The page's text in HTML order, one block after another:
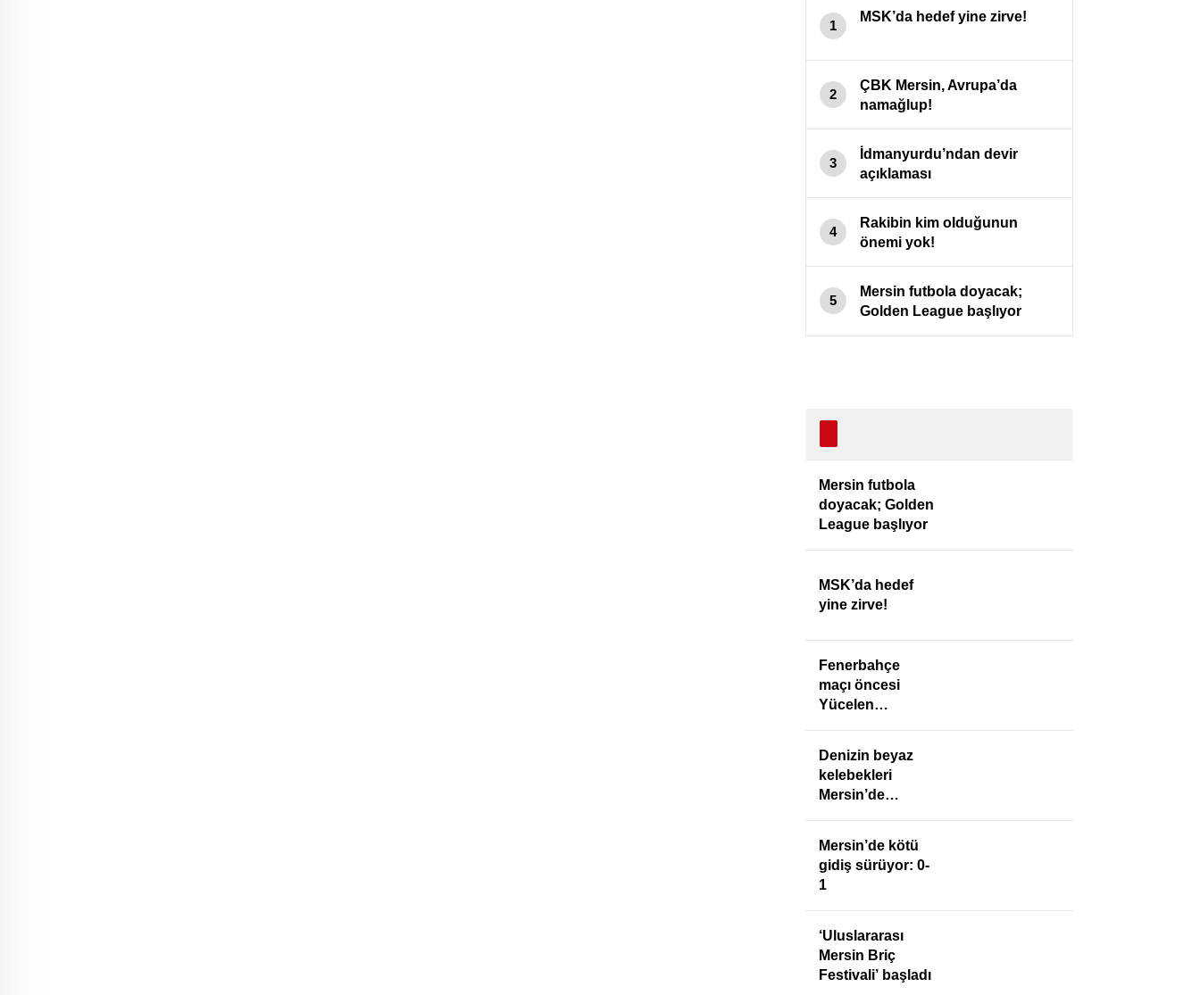
1
MSK’da hedef yine zirve!
2
ÇBK Mersin, Avrupa’da
namağlup!
3
İdmanyurdu’ndan devir
açıklaması
4
Rakibin kim olduğunun
önemi yok!
5
Mersin futbola doyacak;
Golden League başlıyor
Mersin futbola
doyacak; Golden
League başlıyor
MSK’da hedef
yine zirve!
Fenerbahçe
maçı öncesi
Yücelen
Denizin beyaz
kelebekleri
Mersin’de
Mersin’de kötü
gidiş sürüyor: 0-
1
‘Uluslararası
Mersin Briç
Festivali’ başladı